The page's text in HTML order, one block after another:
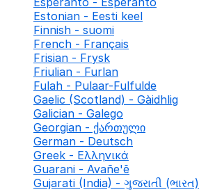
Estonian - Eesti keel
Finnish - suomi
French - Français
Frisian - Frysk
Friulian - Furlan
Fulah - Pulaar-Fulfulde
Gaelic (Scotland) - Gàidhlig
Galician - Galego
Georgian - ქართული
German - Deutsch
Greek - Ελληνικά
Guarani - Avañe'ẽ
Gujarati (India) - ગુજરાતી (ભારત)